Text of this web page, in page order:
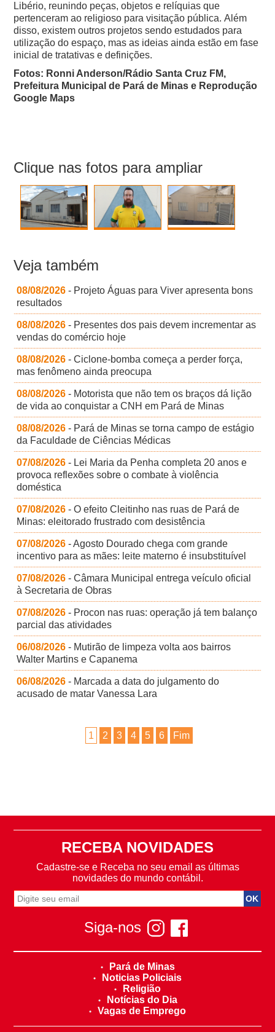
Libério, reunindo peças, objetos e relíquias que
pertenceram ao religioso para visitação pública.Além
disso, existem outros projetos sendo estudados para
utilização do espaço, mas as ideias ainda estão em fase
inicial de tratativas e definições.
Fotos: Ronni Anderson/Rádio Santa Cruz FM,
Prefeitura Municipal de Pará de Minas e Reprodução
Google Maps
Clique nas fotos para ampliar
Veja também
08/08/2026 - Projeto Águas para Viver apresenta bons
resultados
08/08/2026 - Presentes dos pais devem incrementar as
vendas do comércio hoje
08/08/2026 - Ciclone-bomba começa a perder força,
mas fenômeno ainda preocupa
08/08/2026 - Motorista que não tem os braços dá lição
de vida ao conquistar a CNH em Pará de Minas
08/08/2026 - Pará de Minas se torna campo de estágio
da Faculdade de Ciências Médicas
07/08/2026 - Lei Maria da Penha completa 20 anos e
provoca reflexões sobre o combate à violência
doméstica
07/08/2026 - O efeito Cleitinho nas ruas de Pará de
Minas: eleitorado frustrado com desistência
07/08/2026 - Agosto Dourado chega com grande
incentivo para as mães: leite materno é insubstituível
07/08/2026 - Câmara Municipal entrega veículo oficial
à Secretaria de Obras
07/08/2026 - Procon nas ruas: operação já tem balanço
parcial das atividades
06/08/2026 - Mutirão de limpeza volta aos bairros
Walter Martins e Capanema
06/08/2026 - Marcada a data do julgamento do
acusado de matar Vanessa Lara
1 2 3 4 5 6 Fim
RECEBA NOVIDADES
Cadastre-se e Receba no seu email as últimas
novidades do mundo contábil.
Siga-nos
Pará de Minas
Noticias Policiais
Religião
Notícias do Dia
Vagas de Emprego